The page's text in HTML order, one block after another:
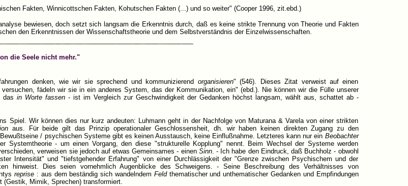
Fakten, Winnicottschen Fakten, Kohutschen Fakten (...) und so weiter" (Cooper 1996, zit.ebd.)
bewiesen, doch setzt sich langsam die Erkenntnis durch, daß es keine strikte Trennung von Theorie und Fakten
den Erkenntnissen der Wissenschaftstheorie und dem Selbstverständnis der Einzelwissenschaften.
die Seele nicht mehr."
denken, wie wir sie sprechend und kommunizierend organisieren" (546). Dieses Zitat verweist auf einen
fädeln wir sie in ein anderes System, das der Kommunikation, ein" (ebd.). Nie können wir die Fülle unserer
das in Worte fassen- ist im Vergleich zur Geschwindigkeit der Gedanken höchst langsam, wählt aus, schattet ab -
Spiel. Wir können dies nur kurz andeuten: Luhmann geht in der Nachfolge von Maturana & Varela von einer strikten
aus. Für beide gilt das Prinzip operationaler Geschlossensheit, dh. wir haben keinen direkten Zugang zu den
/ psychischen Systeme gibt es keinen Ausstausch, keine Einflußnahme. Letzteres kann nur ein Beobachter
- um einen Vorgang, den diese "strukturelle Kopplung" nennt. Beim Wechsel der Systeme werden
verweisen sie jedoch auf etwas Gemeinsames - einen Sinn. - Ich habe den Eindruck, daß Buchholz - obwohl
Intensität" und "tiefstgehender Erfahrung" von einer Durchlässigkeit der "Grenze zwischen Psychischem und der
hinweist. Dies seien vornehmlich Augenblicke des Schweigens. - Seine Beschreibung des Verhältnisses von
reprise : aus dem beständig sich wandelndem Feldthematischer und unthematischer Gedanken und Empfindungen
(Gestik, Mimik, Sprechen) transformiert.